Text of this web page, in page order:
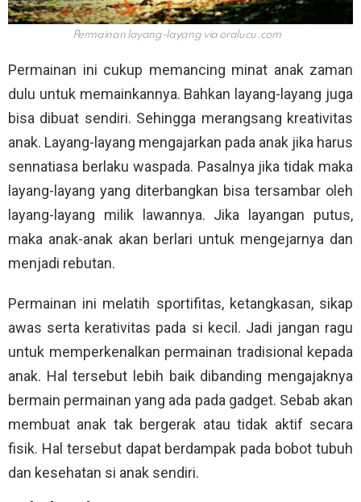
Permainan layang-layang via oralucu.com
Permainan ini cukup memancing minat anak zaman
dulu untuk memainkannya. Bahkan layang-layang juga
bisa dibuat sendiri. Sehingga merangsang kreativitas
anak. Layang-layang mengajarkan pada anak jika harus
sennatiasa berlaku waspada. Pasalnya jika tidak maka
layang-layang yang diterbangkan bisa tersambar oleh
layang-layang milik lawannya. Jika layangan putus,
maka anak-anak akan berlari untuk mengejarnya dan
menjadi rebutan.
Permainan ini melatih sportifitas, ketangkasan, sikap
awas serta kerativitas pada si kecil. Jadi jangan ragu
untuk memperkenalkan permainan tradisional kepada
anak. Hal tersebut lebih baik dibanding mengajaknya
bermain permainan yang ada pada gadget. Sebab akan
membuat anak tak bergerak atau tidak aktif secara
fisik. Hal tersebut dapat berdampak pada bobot tubuh
dan kesehatan si anak sendiri.